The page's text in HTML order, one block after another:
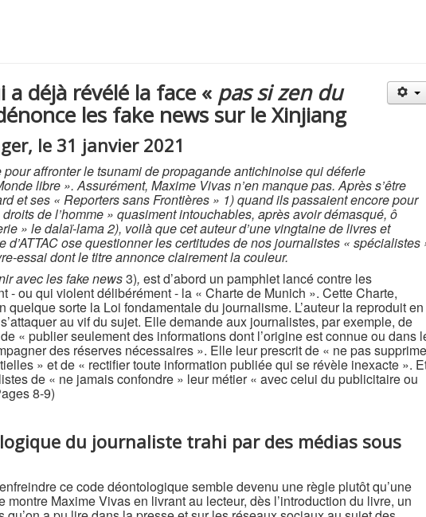
déjà révélé la face « pas si zen du
les fake news sur le Xinjiang
le 31 janvier 2021
pour affronter le tsunami de propagande antichinoise qui déferle
libre ». Assurément, Maxime Vivas n’en manque pas. Après s’être
et ses « Reporters sans Frontières » 1) quand ils passaient encore pour
de l’homme » quasiment intouchables, après avoir démasqué, ô
» le dalaï-lama 2), voilà que cet auteur d’une vingtaine de livres et
d’ATTAC ose questionner les certitudes de nos journalistes « spécialistes
essai dont le titre annonce clairement la couleur.
avec les fake news3), est d’abord un pamphlet lancé contre les
- ou qui violent délibérément - la « Charte de Munich ». Cette Charte,
quelque sorte la Loi fondamentale du journalisme. L’auteur la reproduit en
au vif du sujet. Elle demande aux journalistes, par exemple, de
« publier seulement des informations dont l’origine est connue ou dans
des réserves nécessaires ». Elle leur prescrit de « ne pas
» et de « rectifier toute information publiée qui se révèle inexacte ».
de « ne jamais confondre » leur métier « avec celui du publicitaire ou
8-9)
du journaliste trahi par des médias sous
ce code déontologique semble devenu une règle plutôt qu’une
montre Maxime Vivas en livrant au lecteur, dès l’introduction du livre, un